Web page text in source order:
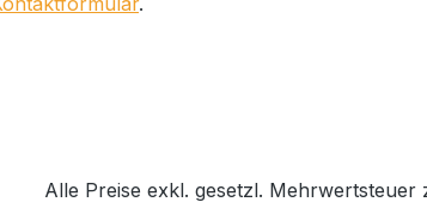
Alle Preise exkl. gesetzl. Mehrwertsteuer